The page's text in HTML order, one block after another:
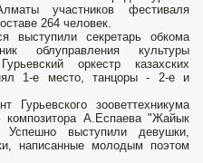
участников фестиваля
264 человек.
выступили секретарь обкома
облуправления культуры
оркестр казахских
1-е место, танцоры - 2-е и
зооветтехникума
А.Еспаева "Жайык
выступили девушки,
написанные молодым поэтом